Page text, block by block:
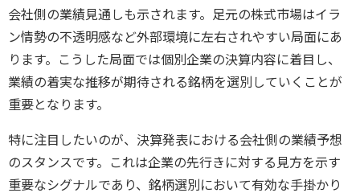
会社側の業績見通しも示されます。足元の株式市場はイラ
ン情勢の不透明感など外部環境に左右されやすい局面にあ
ります。こうした局面では個別企業の決算内容に着目し、
業績の着実な推移が期待される銘柄を選別していくことが
重要となります。
特に注目したいのが、決算発表における会社側の業績予想
のスタンスです。これは企業の先行きに対する見方を示す
重要なシグナルであり、銘柄選別において有効な手掛かり